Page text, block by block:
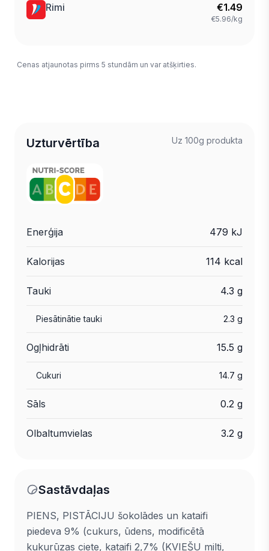
Rimi €1.49
€5.96/kg
Cenas atjaunotas pirms 5 stundām un var atšķirties.
Uzturvērtība Uz 100g produkta
Enerģija 479 kJ
Kalorijas 114 kcal
Tauki 4.3 g
Piesātinātie tauki 2.3 g
Ogļhidrāti 15.5 g
Cukuri 14.7 g
Sāls 0.2 g
Olbaltumvielas 3.2 g
Sastāvdaļas
PIENS, PISTĀCIJU šokolādes un kataifi
piedeva 9% (cukurs, ūdens, modificētā
kukurūzas ciete, kataifi 2,7% (KVIEŠU milti,